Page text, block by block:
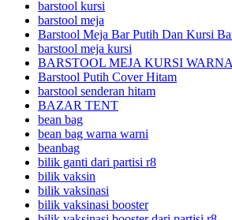
barstool kursi
barstool meja
Barstool Meja Bar Putih Dan Kursi
barstool meja kursi
BARSTOOL MEJA KURSI
Barstool Putih Cover Hitam
barstool senderan hitam
BAZAR TENT
bean bag
bean bag warna warni
beanbag
bilik ganti dari partisi r8
bilik vaksin
bilik vaksinasi
bilik vaksinasi booster